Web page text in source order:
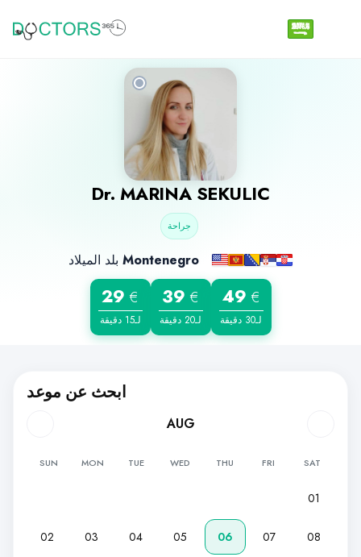
Dr. MARINA SEKULIC
جراحة
Montenegro
29 €
لـ15 دقيقة
39 €
لـ20 دقيقة
49 €
لـ30 دقيقة
ابحث عن موعد
AUG
SUN MON TUE WED THU FRI SAT
01
02 03 04 05 06 07 08